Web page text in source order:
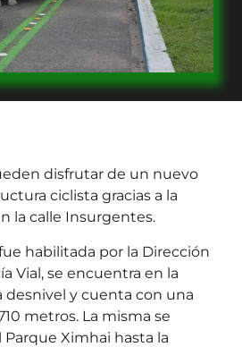
disfrutar de un nuevo
ciclista gracias a la
la calle Insurgentes.
habilitada por la Dirección
Vial, se encuentra en la
desnivel y cuenta con una
metros. La misma se
Ximhai hasta la